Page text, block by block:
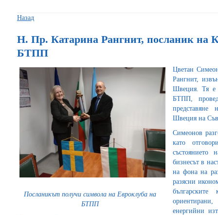
Назад
Н. Пр. Катарина Рангнит, посланик на
БТПП
Посланикът получи символа на Евроклуба на
БТПП
Цветан
Рангнит,
Швеция. Тя е
БТПП,
представяне
Швеция на
Симеонов
като
състоянието
бизнесът в
на фона на
разясни
енергийни